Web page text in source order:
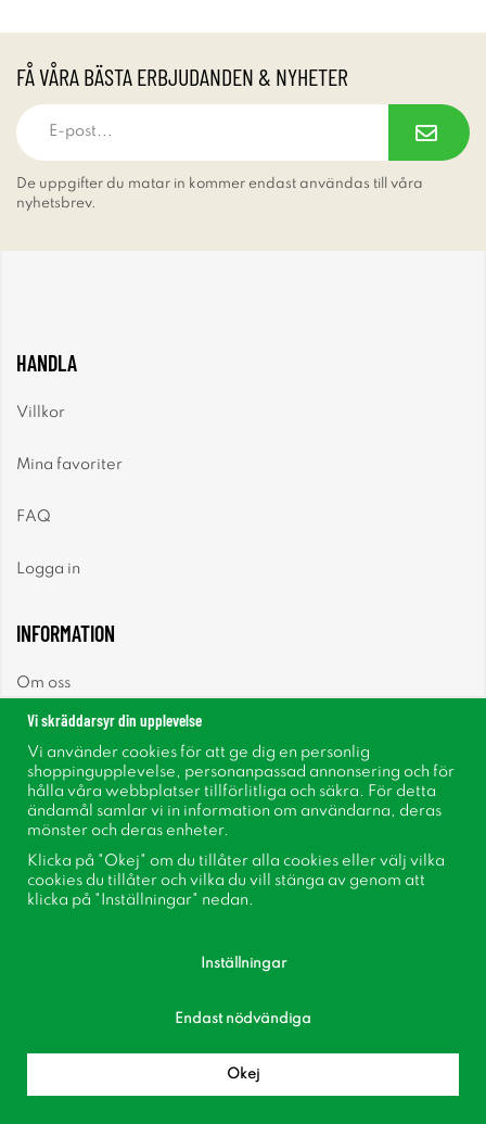
FÅ VÅRA BÄSTA ERBJUDANDEN & NYHETER
De uppgifter du matar in kommer endast användas till våra
nyhetsbrev.
HANDLA
Villkor
Mina favoriter
FAQ
Logga in
INFORMATION
Om oss
Nyhetsbrev
Om cookies
Inspiration
Bli medlem i vår kundklubb!
Vi skräddarsyr din upplevelse
Vi använder cookies för att ge dig en personlig
shoppingupplevelse, personanpassad annonsering och för
hålla våra webbplatser tillförlitliga och säkra. För detta
ändamål samlar vi in information om användarna, deras
mönster och deras enheter.
Klicka på "Okej" om du tillåter alla cookies eller välj vilka
cookies du tillåter och vilka du vill stänga av genom att
klicka på "Inställningar" nedan.
Inställningar
Endast nödvändiga
Okej